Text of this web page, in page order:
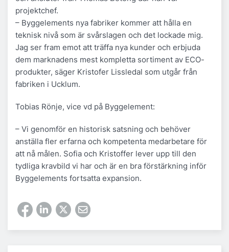
projektchef.
– Byggelements nya fabriker kommer att hålla en
teknisk nivå som är svårslagen och det lockade mig.
Jag ser fram emot att träffa nya kunder och erbjuda
dem marknadens mest kompletta sortiment av ECO-
produkter, säger Kristofer Lissledal som utgår från
fabriken i Ucklum.
Tobias Rönje, vice vd på Byggelement:
– Vi genomför en historisk satsning och behöver
anställa fler erfarna och kompetenta medarbetare för
att nå målen. Sofia och Kristoffer lever upp till den
tydliga kravbild vi har och är en bra förstärkning inför
Byggelements fortsatta expansion.